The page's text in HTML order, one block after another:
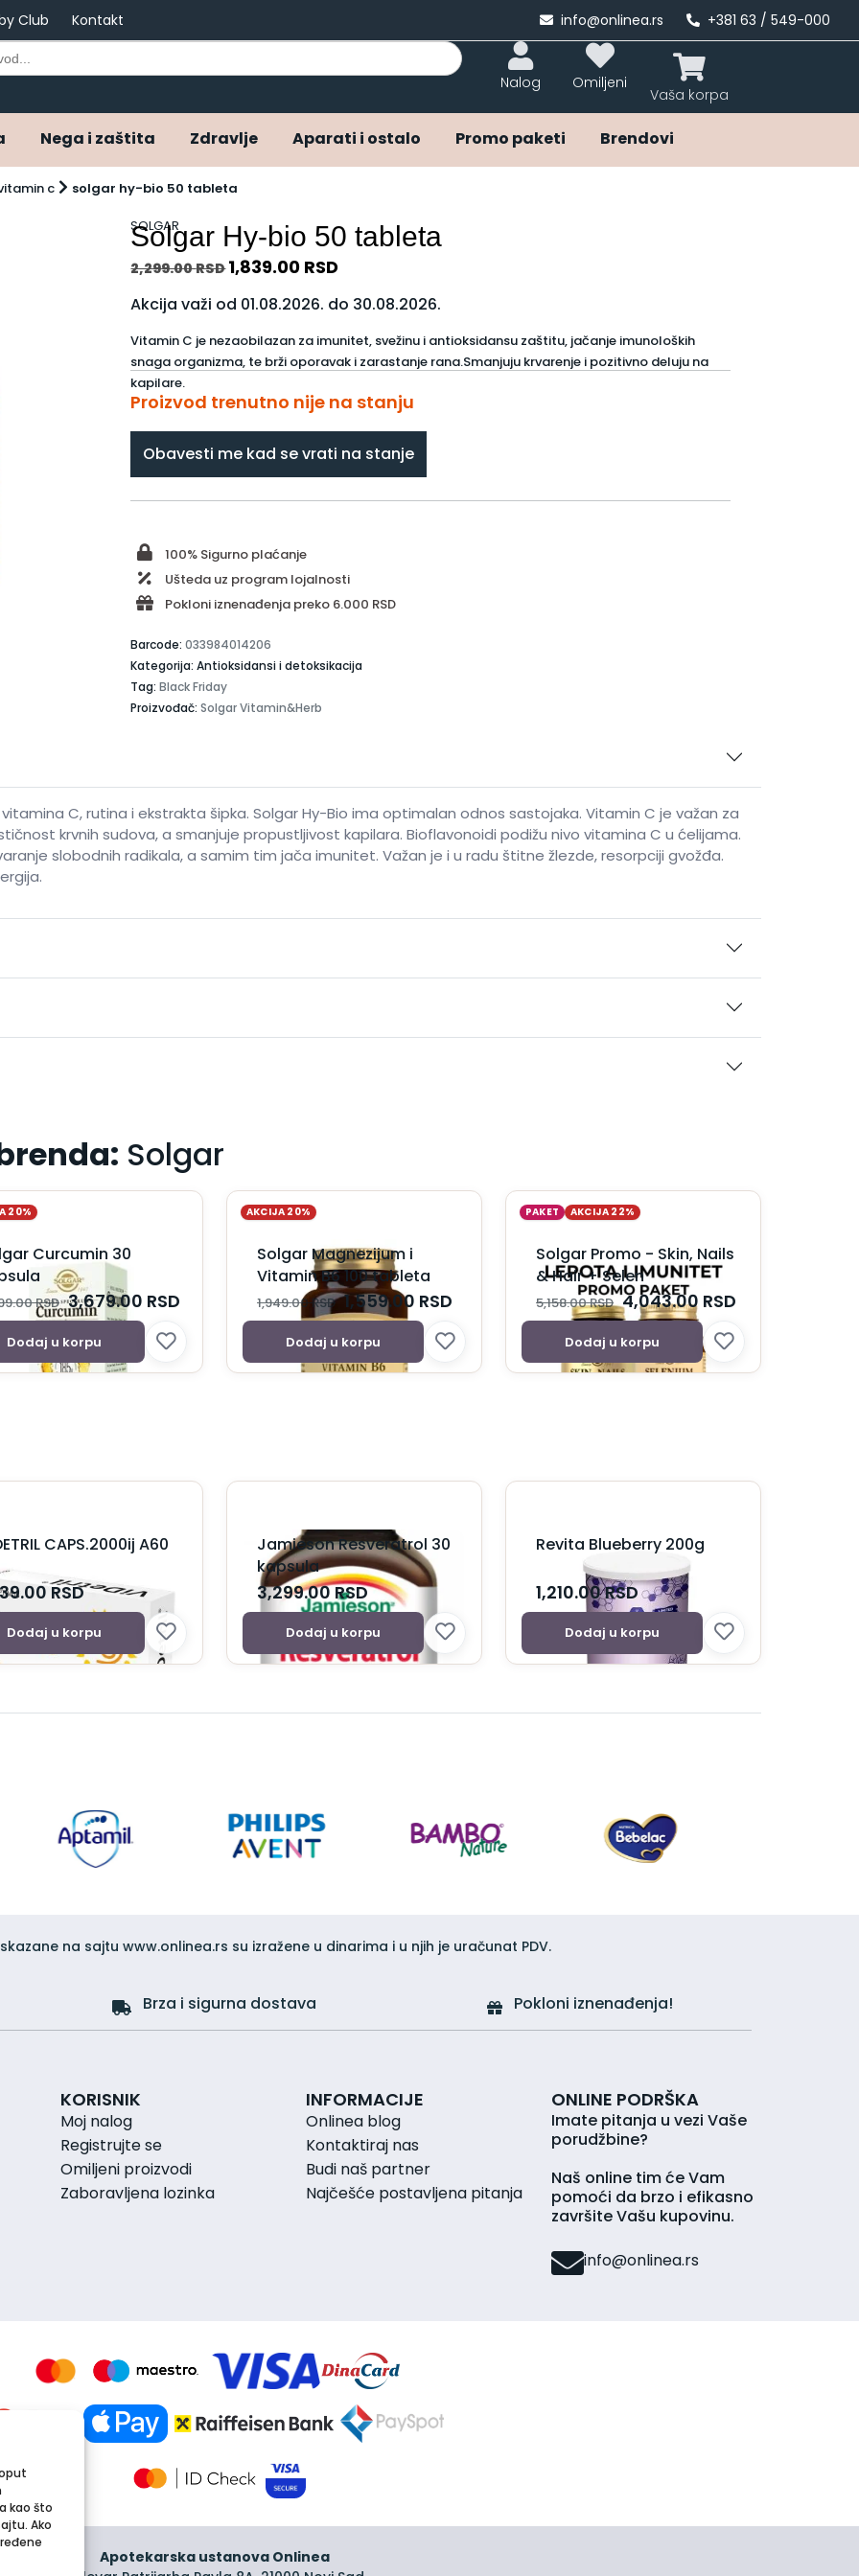
kao što
Ako
Club Kontakt info@onlinea.rs +381 63 / 549-000
Nalog Omiljeni
Nega i zaštita Zdravlje Aparati i ostalo Promo paketi
Brendovi
c solgar hy-bio 50 tableta
SOLGAR
Solgar Hy-bio 50 tableta
2,299.00RSD1,839.00 RSD
Akcija važi od 01.08.2026. do 30.08.2026.
Vitamin C je nezaobilazan za imunitet, svežinu i antioksidansu zaštitu, jačanje imunoloških
snaga organizma, te brži oporavak i zarastanje rana.Smanjuju krvarenje i pozitivno deluju na
kapilare.
Proizvod trenutno nije na stanju
Obavesti me kad se vrati na stanje
100% Sigurno plaćanje
Ušteda uz program lojalnosti
Pokloni iznenađenja preko 6.000 RSD
Barcode:033984014206
Kategorija: Antioksidansi i detoksikacija
Tag:Black Friday
Proizvođač:Solgar Vitamin&Herb
C, rutina i ekstrakta šipka. Solgar Hy-Bio ima optimalan odnos sastojaka. Vitamin C je važan za
krvnih sudova, a smanjuje propustljivost kapilara. Bioflavonoidi podižu nivo vitamina C u ćelijama.
slobodnih radikala, a samim tim jača imunitet. Važan je i u radu štitne žlezde, resorpciji gvožđa.
Solgar
20%
Curcumin 30
RSD 3,679.00 RSD
Dodaj u korpu
AKCIJA 20%
Solgar Magnezijum i
Vitamin B6 100 tableta
1,949.00RSD 1,559.00 RSD
Dodaj u korpu
PAKET AKCIJA 22%
Solgar Promo - Skin, Nails
& Hair + Selen
5,158.00RSD 4,043.00 RSD
Dodaj u korpu
CAPS.2000ij A60
RSD
Dodaj u korpu
Jamieson Resveratrol 30
kapsula
3,299.00RSD
Dodaj u korpu
Revita Blueberry 200g
1,210.00RSD
Dodaj u korpu
na sajtu www.onlinea.rs su izražene u dinarima i u njih je uračunat PDV.
Brza i sigurna dostava Pokloni iznenađenja!
KORISNIK
Moj nalog
Registrujte se
Omiljeni proizvodi
Zaboravljena lozinka
INFORMACIJE
Onlinea blog
Kontaktiraj nas
Budi naš partner
Najčešće postavljena pitanja
ONLINE PODRŠKA
Imate pitanja u vezi Vaše
porudžbine?
Naš online tim će Vam
pomoći da brzo i efikasno
završite Vašu kupovinu.
info@onlinea.rs
Apotekarska ustanova Onlinea